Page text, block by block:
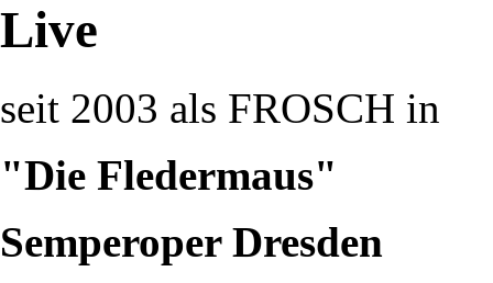
Live
seit 2003 als FROSCH in
"Die Fledermaus"
Semperoper Dresden